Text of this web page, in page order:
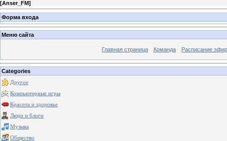
[Anser_FM]
Форма входа
Меню сайта
Главная страница Команда Расписание
Categories
Другое
Компьютерные игры
Красота и здоровье
Люди и блоги
Музыка
Общество